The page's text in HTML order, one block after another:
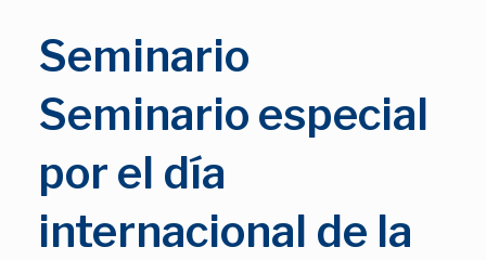
Seminario
Seminario especial
por el día
internacional de la